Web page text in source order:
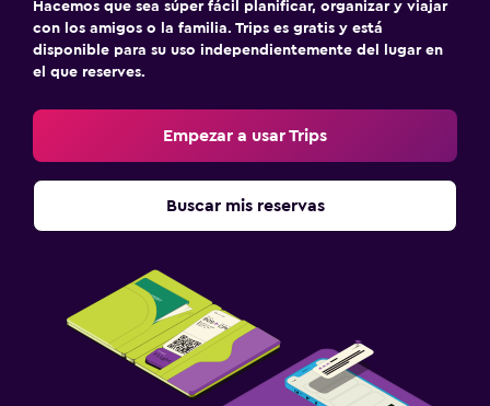
Hacemos que sea súper fácil planificar, organizar y viajar
con los amigos o la familia. Trips es gratis y está
disponible para su uso independientemente del lugar en
el que reserves.
Empezar a usar Trips
Buscar mis reservas